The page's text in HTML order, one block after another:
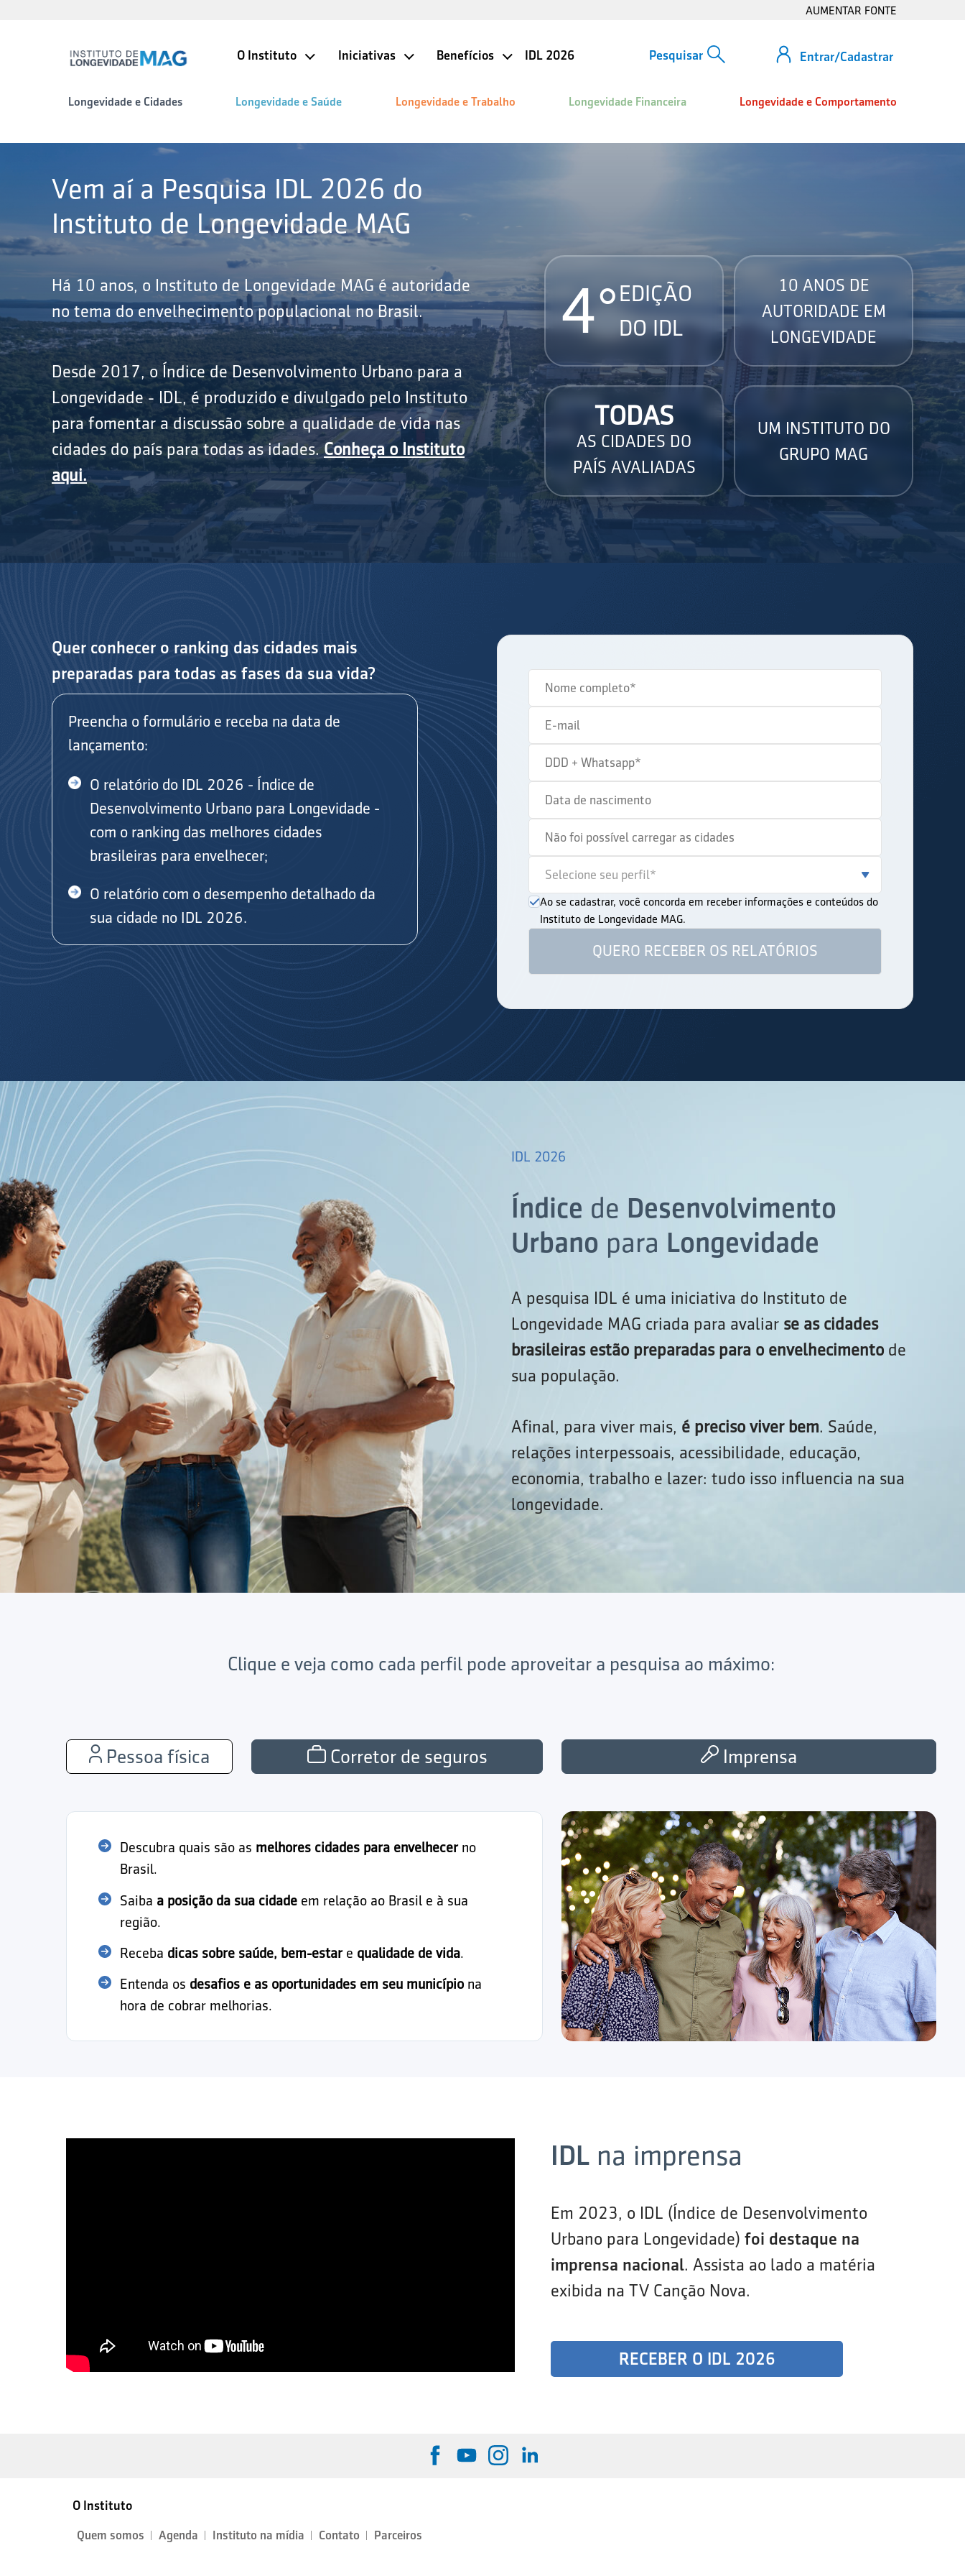
AUMENTAR FONTE
Entrar/Cadastrar
O Instituto Iniciativas Benefícios IDL 2026
Longevidade e Cidades Longevidade e Saúde Longevidade e Trabalho Longevidade Financeira Longevidade e Comportamento
Vem aí a Pesquisa IDL 2026 do
Instituto de Longevidade MAG
Há 10 anos, o Instituto de Longevidade MAG é autoridade
no tema do envelhecimento populacional no Brasil.
Desde 2017, o Índice de Desenvolvimento Urbano para a
Longevidade - IDL, é produzido e divulgado pelo Instituto
para fomentar a discussão sobre a qualidade de vida nas
cidades do país para todas as idades.Conheça o Instituto
aqui.
4° EDIÇÃO
DO IDL
10 ANOS DE
AUTORIDADE EM
LONGEVIDADE
TODAS
AS CIDADES DO
PAÍS AVALIADAS
UM INSTITUTO DO
GRUPO MAG
Quer conhecer o ranking das cidades mais
preparadas para todas as fases da sua vida?
Preencha o formulário e receba na data de
lançamento:
O relatório do IDL 2026 - Índice de
Desenvolvimento Urbano para Longevidade -
com o ranking das melhores cidades
brasileiras para envelhecer;
O relatório com o desempenho detalhado da
sua cidade no IDL 2026.
Ao se cadastrar, você concorda em receber informações e conteúdos do
Instituto de Longevidade MAG.
IDL 2026
Índice de Desenvolvimento
Urbano para Longevidade
A pesquisa IDL é uma iniciativa do Instituto de
Longevidade MAG criada para avaliar se as cidades
brasileiras estão preparadas para o envelhecimento de
sua população.
Afinal, para viver mais, é preciso viver bem. Saúde,
relações interpessoais, acessibilidade, educação,
economia, trabalho e lazer: tudo isso influencia na sua
longevidade.
Clique e veja como cada perfil pode aproveitar a pesquisa ao máximo:
Pessoa física Corretor de seguros Imprensa
Descubra quais são as melhores cidades para envelhecerno
Brasil.
Saiba a posição da sua cidade em relação ao Brasil e à sua
região.
Receba dicas sobre saúde, bem-estare qualidade de vida.
Entenda os desafios e as oportunidades em seu município na
hora de cobrar melhorias.
IDL na imprensa
Em 2023, o IDL (Índice de Desenvolvimento
Urbano para Longevidade) foi destaque na
imprensa nacional. Assista ao lado a matéria
exibida na TV Canção Nova.
RECEBER O IDL 2026
O Instituto
Quem somos Agenda Instituto na mídia Contato Parceiros